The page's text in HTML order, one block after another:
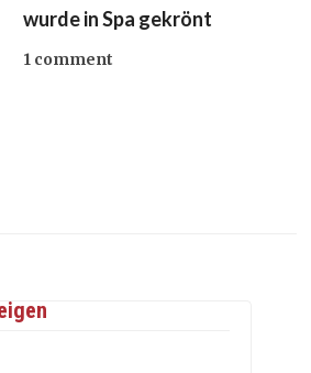
wurde in Spa gekrönt
1 comment